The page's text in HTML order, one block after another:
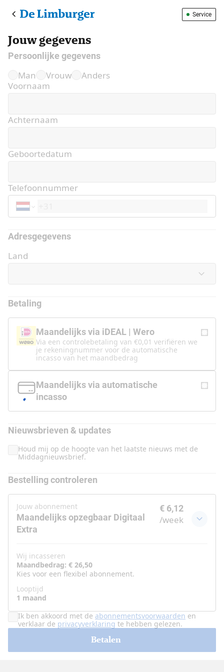
Service
Jouw gegevens
Persoonlijke gegevens
Man Vrouw
Anders
Voornaam
Achternaam
Geboortedatum
Telefoonnummer
Adresgegevens
Land
Betaling
Maandelijks via iDEAL | Wero
Via een controlebetaling van €0,01 verifiëren we
je rekeningnummer voor de automatische
incasso van het maandbedrag
Maandelijks via automatische
incasso
Nieuwsbrieven & updates
Houd mij op de hoogte van het laatste nieuws met de
Middagnieuwsbrief.
Bestelling controleren
Jouw abonnement
Maandelijks opzegbaar Digitaal
Extra
€ 6,12
/week
Wij incasseren
Maandbedrag: € 26,50
Kies voor een flexibel abonnement.
Looptijd
1 maand
Ik ben akkoord met de abonnementsvoorwaarden en
verklaar de privacyverklaring te hebben gelezen.
Betalen